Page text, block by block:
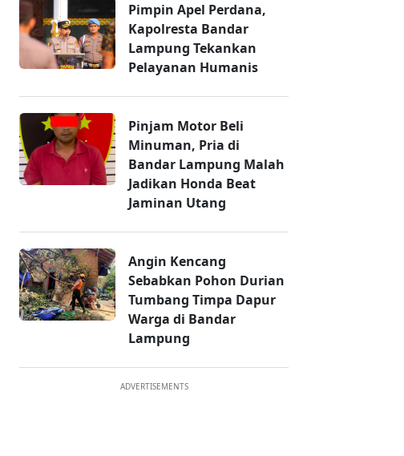
Pimpin Apel Perdana,
Kapolresta Bandar
Lampung Tekankan
Pelayanan Humanis
Pinjam Motor Beli
Minuman, Pria di
Bandar Lampung Malah
Jadikan Honda Beat
Jaminan Utang
Angin Kencang
Sebabkan Pohon Durian
Tumbang Timpa Dapur
Warga di Bandar
Lampung
ADVERTISEMENTS